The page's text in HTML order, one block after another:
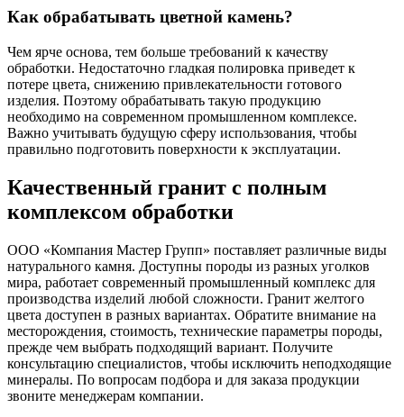
Как обрабатывать цветной камень?
Чем ярче основа, тем больше требований к качеству
обработки. Недостаточно гладкая полировка приведет к
потере цвета, снижению привлекательности готового
изделия. Поэтому обрабатывать такую продукцию
необходимо на современном промышленном комплексе.
Важно учитывать будущую сферу использования, чтобы
правильно подготовить поверхности к эксплуатации.
Качественный гранит с полным
комплексом обработки
ООО «Компания Мастер Групп» поставляет различные виды
натурального камня. Доступны породы из разных уголков
мира, работает современный промышленный комплекс для
производства изделий любой сложности. Гранит желтого
цвета доступен в разных вариантах. Обратите внимание на
месторождения, стоимость, технические параметры породы,
прежде чем выбрать подходящий вариант. Получите
консультацию специалистов, чтобы исключить неподходящие
минералы. По вопросам подбора и для заказа продукции
звоните менеджерам компании.